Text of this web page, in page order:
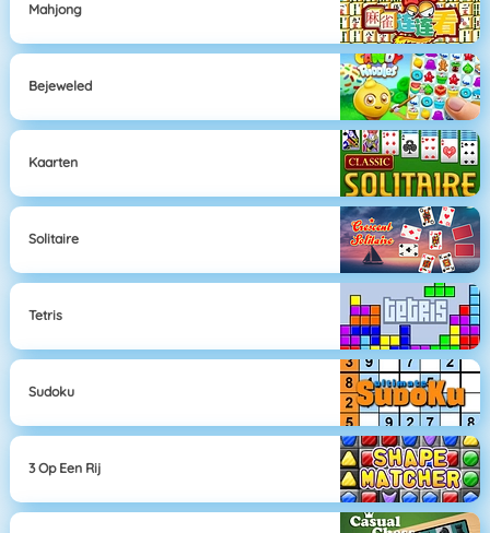
Mahjong
Bejeweled
Kaarten
Solitaire
Tetris
Sudoku
3 Op Een Rij